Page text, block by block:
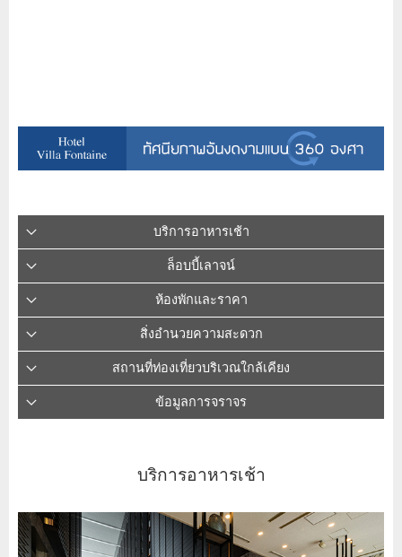
บริการอาหารเช้า
ล็อบบี้เลาจน์
ห้องพักและราคา
สิ่งอำนวยความสะดวก
สถานที่ท่องเที่ยวบริเวณใกล้เคียง
ข้อมูลการจราจร
บริการอาหารเช้า